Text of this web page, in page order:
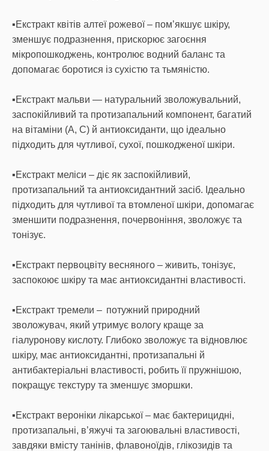
▪️Eкстракт квітів алтеї рожевої – пом’якшує шкіру,
зменшує подразнення, прискорює загоєння
мікропошкоджень, контролює водний баланс та
допомагає боротися із сухістю та тьмяністю.
▪️Екстракт мальви — натуральний зволожувальний,
заспокійливий та протизапальний компонент, багатий
на вітаміни (A, C) й антиоксиданти, що ідеально
підходить для чутливої, сухої, пошкодженої шкіри.
▪️Екстракт меліси – діє як заспокійливий,
протизапальний та антиоксидантний засіб. Ідеально
підходить для чутливої та втомленої шкіри, допомагає
зменшити подразнення, почервоніння, зволожує та
тонізує.
▪️Eкстракт первоцвіту весняного – живить, тонізує,
заспокоює шкіру та має антиоксидантні властивості.
▪️Екстракт тремели – потужний природний
зволожувач, який утримує вологу краще за
гіалуронову кислоту. Глибоко зволожує та відновлює
шкіру, має антиоксидантні, протизапальні й
антибактеріальні властивості, робить її пружнішою,
покращує текстуру та зменшує зморшки.
▪️Екстракт вероніки лікарської – має бактерицидні,
протизапальні, в’яжучі та загоювальні властивості,
завдяки вмісту танінів, флавоноїдів, глікозидів та